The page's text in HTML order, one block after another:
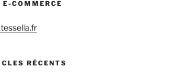
COMMERCE
RÉCENTS